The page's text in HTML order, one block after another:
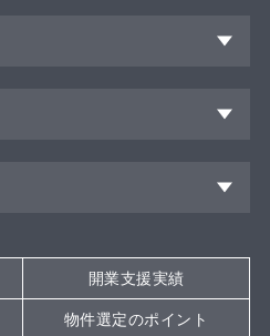
開業支援実績
物件選定のポイント